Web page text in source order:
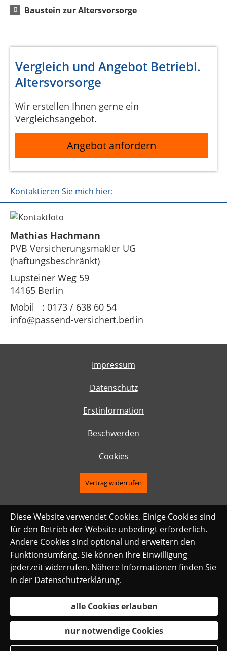
Baustein zur Altersvorsorge
Vergleich und Angebot Betriebl.
Altersvorsorge
Wir erstellen Ihnen gerne ein
Vergleichsangebot.
Angebot anfordern
Kontaktieren Sie mich hier:
Mathias Hachmann
PVB Versicherungsmakler UG
(haftungsbeschränkt)
Lupsteiner Weg 59
14165 Berlin
Mobil : 0173 / 638 60 54
info@passend-versichert.berlin
Impressum
Datenschutz
Erstinformation
Beschwerden
Cookies
Vertrag widerrufen
Diese Website verwendet Cookies. Einige Cookies sind
für den Betrieb der Website unbedingt erforderlich.
Andere Cookies sind optional und erweitern den
Funktionsumfang. Sie können Ihre Einwilligung
jederzeit widerrufen. Nähere Informationen finden Sie
in der Datenschutzerklärung.
alle Cookies erlauben
nur notwendige Cookies